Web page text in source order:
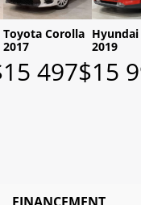
Toyota Corolla
2017
15 497$
Hyundai
2019
15